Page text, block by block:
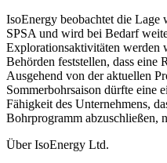
IsoEnergy beobachtet die
SPSA und wird bei Bedarf
Explorationsaktivitäten werden
Behörden feststellen, dass eine
Ausgehend von der aktuellen
Sommerbohrsaison dürfte eine
Fähigkeit des Unternehmens,
Bohrprogramm abzuschließen,
Über IsoEnergy Ltd.